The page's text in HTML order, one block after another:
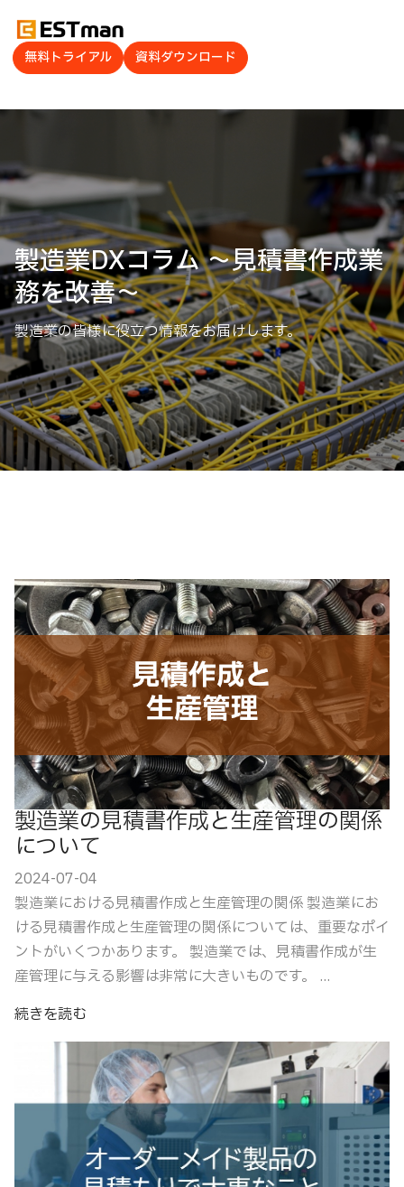
無料トライアル 資料ダウンロード
製造業DXコラム ～見積書作成業
務を改善～
製造業の皆様に役立つ情報をお届けします。
製造業の見積書作成と生産管理の関係
について
2024-07-04
製造業における見積書作成と生産管理の関係 製造業にお
ける見積書作成と生産管理の関係については、重要なポイ
ントがいくつかあります。 製造業では、見積書作成が生
産管理に与える影響は非常に大きいものです。 ...
続きを読む